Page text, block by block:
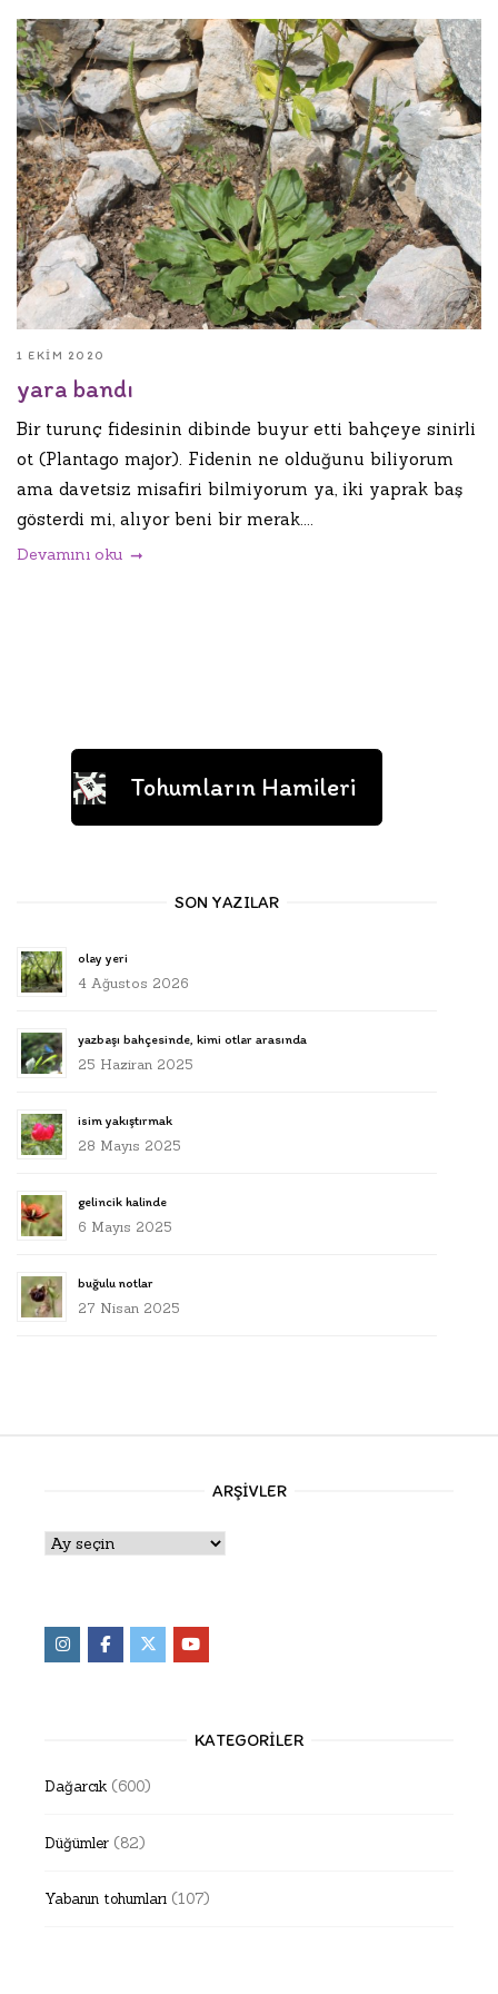
1 EKIM 2020
yara bandı
Bir turunç fidesinin dibinde buyur etti bahçeye sinirli
ot (Plantago major). Fidenin ne olduğunu biliyorum
ama davetsiz misafiri bilmiyorum ya, iki yaprak baş
gösterdi mi, alıyor beni bir merak....
Devamını oku
Tohumların Hamileri
SON YAZILAR
olay yeri
4 Ağustos 2026
yazbaşı bahçesinde, kimi otlar arasında
25 Haziran 2025
isim yakıştırmak
28 Mayıs 2025
gelincik halinde
6 Mayıs 2025
buğulu notlar
27 Nisan 2025
ARŞIVLER
Arşivler
KATEGORILER
Dağarcık (600)
Düğümler (82)
Yabanın tohumları (107)